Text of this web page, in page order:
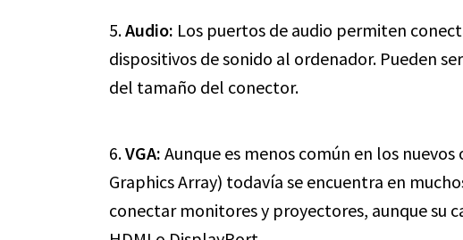
5.Audio: Los puertos de audio permiten
dispositivos de sonido al ordenador. Pueden
del tamaño del conector.
6.VGA: Aunque es menos común en los
Graphics Array) todavía se encuentra en
conectar monitores y proyectores, aunque su